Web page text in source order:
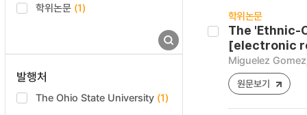
학위논문 (1)
발행처
The Ohio State University (1)
학위논문
The 'Ethnic-
[electronic
Miguelez
원문보기